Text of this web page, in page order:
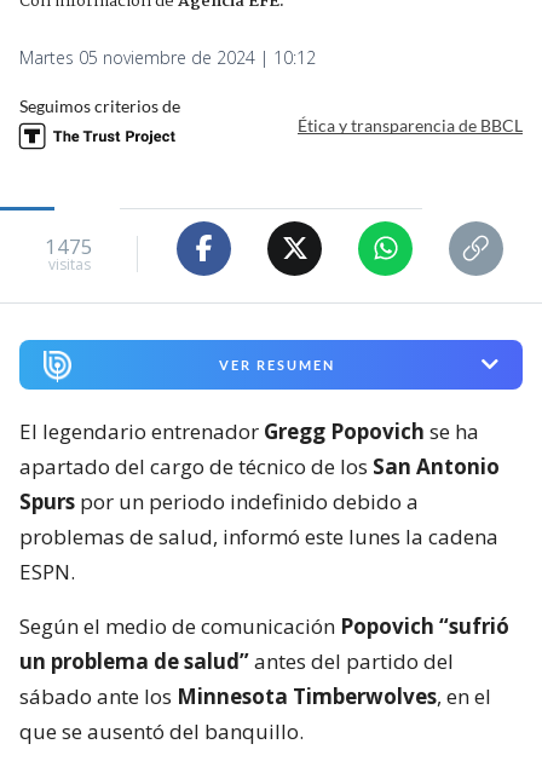
Martes 05 noviembre de 2024 | 10:12
Seguimos criterios de
Ética y transparencia de BBCL
1475
visitas
VER RESUMEN
El legendario entrenador Gregg Popovich se ha
apartado del cargo de técnico de los San Antonio
Spurs por un periodo indefinido debido a
problemas de salud, informó este lunes la cadena
ESPN.
Según el medio de comunicación Popovich “sufrió
un problema de salud”antes del partido del
sábado ante los Minnesota Timberwolves, en el
que se ausentó del banquillo.